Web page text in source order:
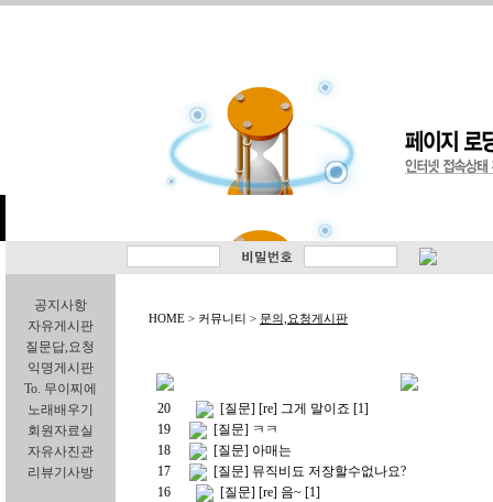
공지사항
자유게시판
질문답,요청
익명게시판
To. 무이찌에
노래배우기
회원자료실
자유사진관
리뷰기사방
HOME > 커뮤니티 > 문의,요청게시판
20 [질문] [re] 그게 말이죠 [1]
19
[질문] ㅋㅋ
18
[질문] 아매는
17
[질문] 뮤직비됴 저장할수없나요?
16
[질문] [re] 음~ [1]